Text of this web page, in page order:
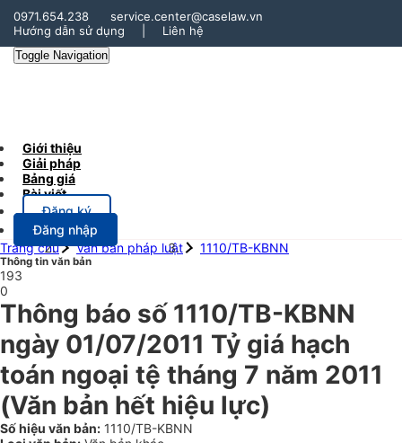
0971.654.238
service.center@caselaw.vn
Hướng dẫn sử dụng
Liên hệ
Toggle Navigation
Giới thiệu
Giải pháp
Bảng giá
Bài viết
Đăng ký
Đăng nhập
Trang chủ
Văn bản pháp luật 1110/TB-KBNN
Thông tin văn bản
193
0
Thông báo số 1110/TB-KBNN
ngày 01/07/2011 Tỷ giá hạch
toán ngoại tệ tháng 7 năm 2011
(Văn bản hết hiệu lực)
Số hiệu văn bản: 1110/TB-KBNN